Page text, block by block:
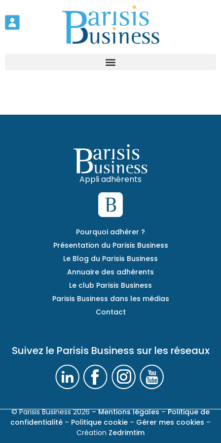
Appli adhérents
Pourquoi adhérer ?
Présentation du Parisis Business
Le Blog du Parisis Business
Annuaire des adhérents
Le club Parisis Business
Parisis Business dans les médias
Contact
Suivez le Parisis Business sur les réseaux
© Parisis Business 2026– Mentions légales–Politique de
confidentialité – Politique cookie – Gérer mes cookies –
Création Zedrimtim